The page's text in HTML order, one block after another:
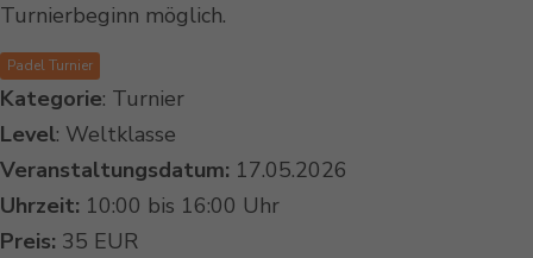
Turnierbeginn möglich.
Padel Turnier
Kategorie: Turnier
Level: Weltklasse
Veranstaltungsdatum: 17.05.2026
Uhrzeit: 10:00 bis 16:00 Uhr
Preis: 35 EUR